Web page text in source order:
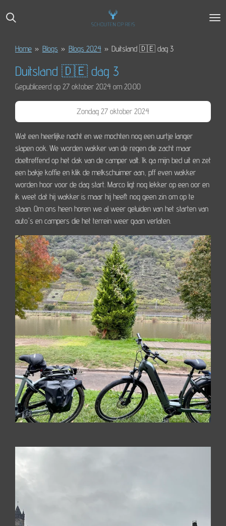
direct
Home » Blogs » Blogs 2024 » Duitsland 🇩🇪 dag 3
Duitsland 🇩🇪 dag 3
Gepubliceerd op 27 oktober 2024 om 20:00
Zondag 27 oktober 2024
Wat een heerlijke nacht en we mochten nog een uurtje langer
slapen ook. We worden wakker van de regen die zacht maar
doeltreffend op het dak van de camper valt. Ik ga mijn bed uit en zet
een bakje koffie en klik de melkschuimer aan, pff even wakker
worden hoor voor de dag start. Marco ligt nog lekker op een oor en
ik weet dat hij wakker is maar hij heeft nog geen zin om op te
staan. Om ons heen horen we al weer geluiden van het starten van
auto's en campers die het terrein weer gaan verlaten.